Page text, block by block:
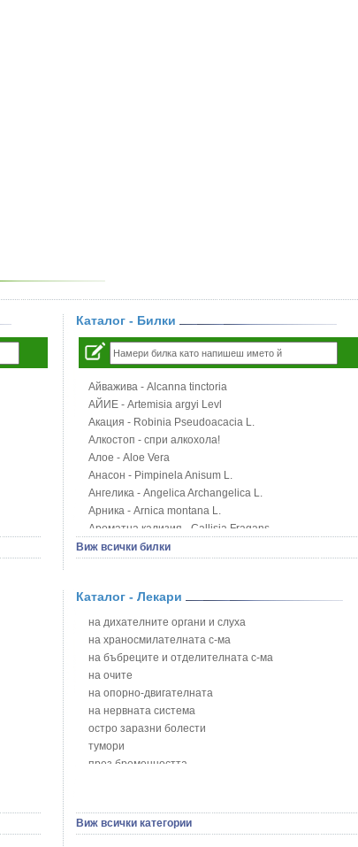
Каталог - Билки
Айважива - Alcanna tinctoria
АЙИЕ - Artemisia argyi Levl
Акация - Robinia Pseudoacacia L.
Алкостоп - спри алкохола!
Алое - Aloe Vera
Анасон - Pimpinela Anisum L.
Ангелика - Angelica Archangelica L.
Арника - Arnica montana L.
Ароматна кализия - Callisia Fragans
Арония - Sorbus melanocorpa
Блатен аир - Acorus calamus L.
Блатен тъжник - Spirea ulmaria L.
Блян
Бобови шушулки - Phaseolus Vulgaris L.
Божур - Paeonia Decora
Борови връхчета - Pinus sylvestris
Босилек - Ocimum Basillicum
Брей - Tamus Communis
Брош - Rubia tinctorum L.
Бръшлян - Hedera helix L.
Бял имел - Viscum album L.
Бял оман - Inula Helenium L.
Виж всички билки
Каталог - Лекари
на дихателните органи и слуха
на храносмилателната с-ма
на бъбреците и отделителната с-ма
на очите
на опорно-двигателната
на нервната система
остро заразни болести
тумори
през бременността
сексуални проблеми
на половите органи
Виж всички категории